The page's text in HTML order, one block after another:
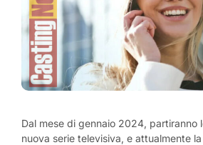
Dal mese di gennaio 2024, partiranno
nuova serie televisiva, e attualmente